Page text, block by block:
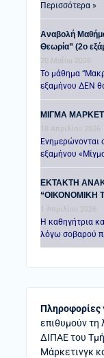
Περισσότερα »
Αναβολή
Θεωρία” (2ο
20 Μαΐου 2026
Το μάθημα
εξαμήνου ΔΕΝ
ΜΙΓΜΑ
18 Απριλίου 2026
Ενημερώνονται
εξαμήνου
ΕΚΤΑΚΤΗ
“ΟΙΚΟΝΟΜΙΚΗ
1 Απριλίου 2026
Η καθηγήτρια
λόγω σοβαρού
Πληροφορίες
επιθυμούν τη
ΔΙΠΑΕ του
Μάρκετινγκ